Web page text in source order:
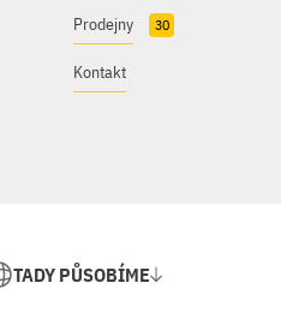
Prodejny 30
Kontakt
TADY PŮSOBÍME